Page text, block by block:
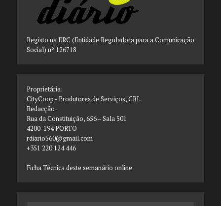
Registo na ERC (Entidade Reguladora para a Comunicação
Social) nº 126718
Proprietária:
CityCoop - Produtores de Serviços, CRL
Redacção:
Rua da Constituição, 656 – Sala 501
4200-194 PORTO
rdiario560@gmail.com
+351 220 124 446
Ficha Técnica deste semanário online